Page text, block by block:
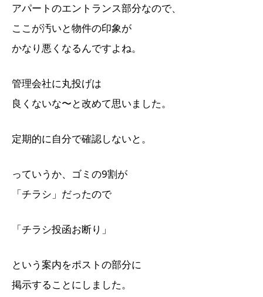
アパートのエントランス部分なので、
ここが汚いと物件の印象が
かなり悪くなるんですよね。
管理会社に丸投げは
良くないな〜と改めて思いました。
定期的に自分で確認しないと。
っていうか、ゴミの9割が
「チラシ」だったので
「チラシ投函お断り」
という案内をポストの部分に
掲示することにしました。